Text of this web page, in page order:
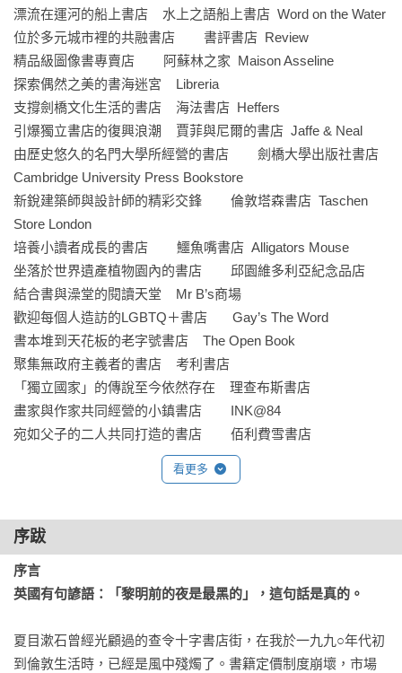
漂流在運河的船上書店    水上之語船上書店  Word on the Water
位於多元城市裡的共融書店        書評書店  Review
精品級圖像書專賣店        阿蘇林之家  Maison Asseline
探索偶然之美的書海迷宮    Libreria
支撐劍橋文化生活的書店    海法書店  Heffers
引爆獨立書店的復興浪潮    賈菲與尼爾的書店  Jaffe & Neal
由歷史悠久的名門大學所經營的書店        劍橋大學出版社書店
Cambridge University Press Bookstore
新銳建築師與設計師的精彩交鋒        倫敦塔森書店  Taschen
Store London
培養小讀者成長的書店        鱷魚嘴書店  Alligators Mouse
坐落於世界遺產植物園內的書店        邱園維多利亞紀念品店
結合書與澡堂的閱讀天堂    Mr B’s商場
歡迎每個人造訪的LGBTQ＋書店       Gay’s The Word
書本堆到天花板的老字號書店    The Open Book
聚集無政府主義者的書店    考利書店
「獨立國家」的傳說至今依然存在    理查布斯書店
畫家與作家共同經營的小鎮書店        INK@84
宛如父子的二人共同打造的書店        佰利費雪書店
看更多
序跋
序言
英國有句諺語：「黎明前的夜是最黑的」，這句話是真的。
夏目漱石曾經光顧過的查令十字書店街，在我於一九九○年代初
到倫敦生活時，已經是風中殘燭了。書籍定價制度崩壞，市場